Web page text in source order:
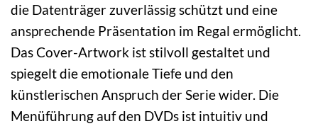
die Datenträger zuverlässig schützt und eine
ansprechende Präsentation im Regal ermöglicht.
Das Cover-Artwork ist stilvoll gestaltet und
spiegelt die emotionale Tiefe und den
künstlerischen Anspruch der Serie wider. Die
Menüführung auf den DVDs ist intuitiv und